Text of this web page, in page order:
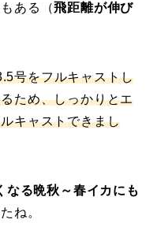
ある（飛距離が伸び
号をフルキャストし
ため、しっかりとエ
キャストできまし
なる晩秋～春イカにも
ね。